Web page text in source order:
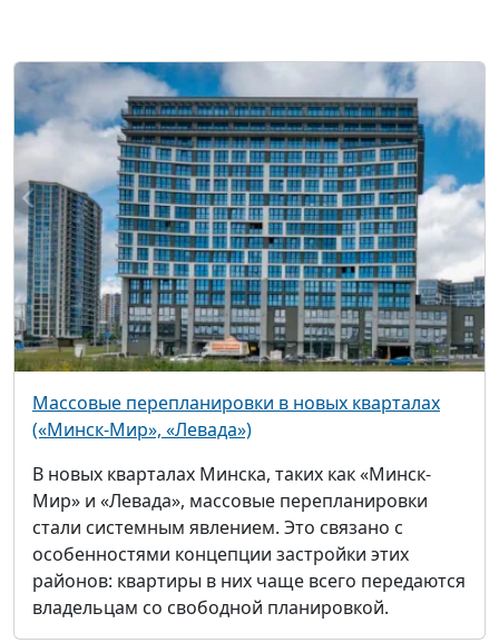
Массовые перепланировки в новых кварталах
(«Минск-Мир», «Левада»)
В новых кварталах Минска, таких как «Минск-
Мир» и «Левада», массовые перепланировки
стали системным явлением. Это связано с
особенностями концепции застройки этих
районов: квартиры в них чаще всего передаются
владельцам со свободной планировкой.